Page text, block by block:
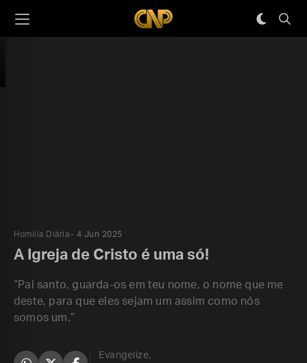
Homilia Diária 4 Jun 2025
A Igreja de Cristo é uma só!
“Pai santo, guarda-os em teu nome, o nome que me
deste, para que eles sejam um assim como nós
somos um.”
Evangelize,